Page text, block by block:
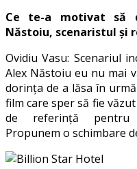
Ce te-a motivat să
Năstoiu, scenaristul și
Ovidiu Vasu: Scenariul
Alex Năstoiu eu nu mai
dorința de a lăsa în
film care sper să fie
de referință pentru
Propunem o schimbare